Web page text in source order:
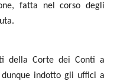
fatta nel corso degli
della Corte dei Conti a
indotto gli uffici a